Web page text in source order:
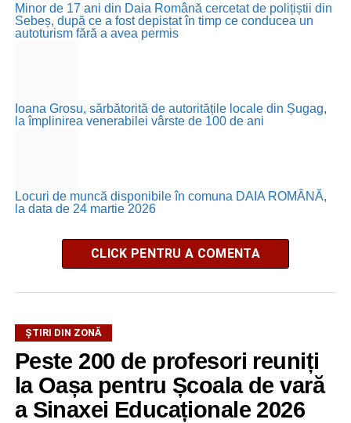
Minor de 17 ani din Daia Română cercetat de polițiștii din
Sebeș, după ce a fost depistat în timp ce conducea un
autoturism fără a avea permis
Ioana Grosu, sărbătorită de autoritățile locale din Șugag,
la împlinirea venerabilei vârste de 100 de ani
Locuri de muncă disponibile în comuna DAIA ROMÂNĂ,
la data de 24 martie 2026
CLICK PENTRU A COMENTA
ȘTIRI DIN ZONĂ
Peste 200 de profesori reuniți
la Oașa pentru Școala de vară
a Sinaxei Educaționale 2026